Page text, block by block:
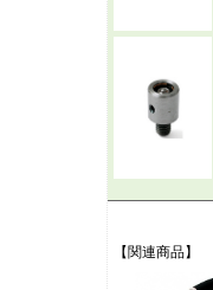
【関連商品】